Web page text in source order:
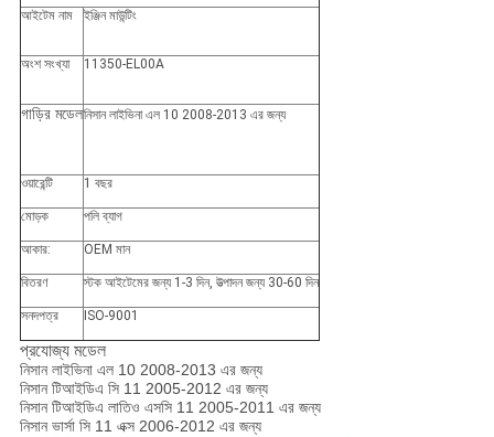
আইটেম নাম ইঞ্জিন মাউন্টিং
অংশ সংখ্যা 11350-EL00A
গাড়ির মডেলনিসান লাইভিনা এল 10 2008-2013 এর জন্য
ওয়ারেন্টি 1 বছর
মোড়ক পলি ব্যাগ
আকার: OEM মান
বিতরণ স্টক আইটেমের জন্য 1-3 দিন, উত্পাদন জন্য 30-60 দিন
সনদপত্র ISO-9001
প্রযোজ্য মডেল
নিসান লাইভিনা এল 10 2008-2013 এর জন্য
নিসান টিআইডিএ সি 11 2005-2012 এর জন্য
নিসান টিআইডিএ লাতিও এসসি 11 2005-2011 এর জন্য
নিসান ভার্সা সি 11 এক্স 2006-2012 এর জন্য